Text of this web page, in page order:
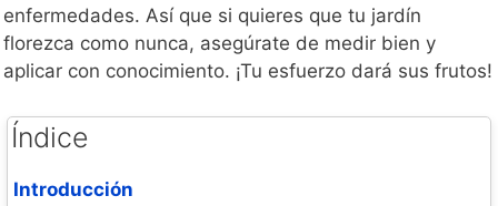
enfermedades. Así que si quieres que tu jardín
florezca como nunca, asegúrate de medir bien y
aplicar con conocimiento. ¡Tu esfuerzo dará sus frutos!
Índice
Introducción